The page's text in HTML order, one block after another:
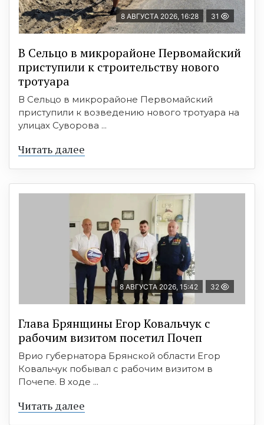
8 АВГУСТА 2026, 16:28 31
В Сельцо в микрорайоне Первомайский
приступили к строительству нового
тротуара
В Сельцо в микрорайоне Первомайский
приступили к возведению нового тротуара на
улицах Суворова ...
Читать далее
8 АВГУСТА 2026, 15:42 32
Глава Брянщины Егор Ковальчук с
рабочим визитом посетил Почеп
Врио губернатора Брянской области Егор
Ковальчук побывал с рабочим визитом в
Почепе. В ходе ...
Читать далее